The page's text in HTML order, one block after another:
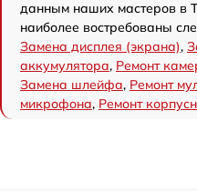
данным наших мастеров в
наиболее востребованы
Замена дисплея (экрана),
аккумулятора, Ремонт
Замена шлейфа, Ремонт
микрофона, Ремонт